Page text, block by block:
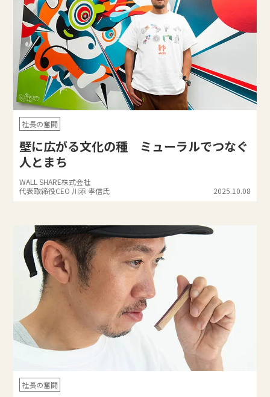
社長の奮闘
壁に広がる文化の種 ミューラルでつなぐ
人とまち
WALL SHARE株式会社
代表取締役CEO 川添 孝信氏
2025.10.08
社長の奮闘